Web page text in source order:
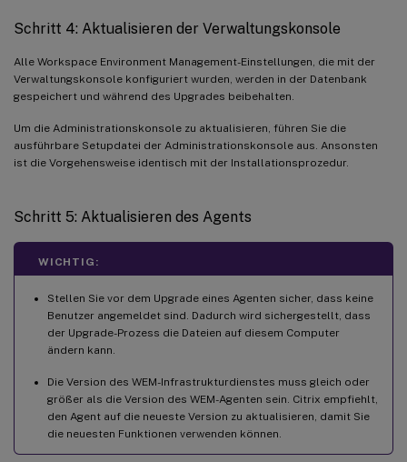
Schritt 4: Aktualisieren der Verwaltungskonsole
Alle Workspace Environment Management-Einstellungen, die mit der
Verwaltungskonsole konfiguriert wurden, werden in der Datenbank
gespeichert und während des Upgrades beibehalten.
Um die Administrationskonsole zu aktualisieren, führen Sie die
ausführbare Setupdatei der Administrationskonsole aus. Ansonsten
ist die Vorgehensweise identisch mit der Installationsprozedur.
Schritt 5: Aktualisieren des Agents
WICHTIG:
Stellen Sie vor dem Upgrade eines Agenten sicher, dass keine
Benutzer angemeldet sind. Dadurch wird sichergestellt, dass
der Upgrade-Prozess die Dateien auf diesem Computer
ändern kann.
Die Version des WEM-Infrastrukturdienstes muss gleich oder
größer als die Version des WEM-Agenten sein. Citrix empfiehlt,
den Agent auf die neueste Version zu aktualisieren, damit Sie
die neuesten Funktionen verwenden können.